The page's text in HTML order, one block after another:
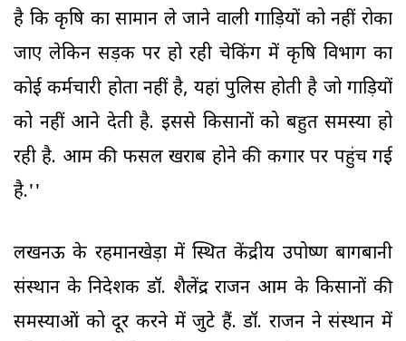
है कि कृषि का सामान ले जाने वाली गाड़ियों को नहीं रोका
जाए लेकिन सड़क पर हो रही चेकिंग में कृषि विभाग का
कोई कर्मचारी होता नहीं है, यहां पुलिस होती है जो गाड़ियों
को नहीं आने देती है. इससे किसानों को बहुत समस्या हो
रही है. आम की फसल खराब होने की कगार पर पहुंच गई
है.''
लखनऊ के रहमानखेड़ा में स्थित केंद्रीय उपोष्ण बागबानी
संस्थान के निदेशक डॉ. शैलेंद्र राजन आम के किसानों की
समस्याओं को दूर करने में जुटे हैं. डॉ. राजन ने संस्थान में